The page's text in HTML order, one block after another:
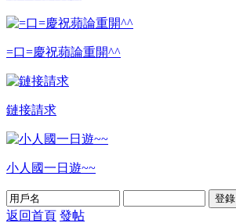
=口=慶祝蘋論重開^^
鏈接請求
小人國一日遊~~
登錄
返回首頁 發帖